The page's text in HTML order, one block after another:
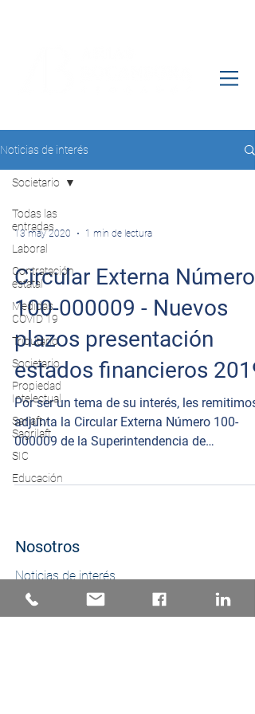
Noticias de interés
Todas las
entradas
Laboral
Contratación
estatal
Medidas
COVID 19
Tributario
Societario
Propiedad
Intelectual
Sarlaft /
Sagrilaft
SIC
Educación
Societario
13 may 2020 1 min de lectura
Circular Externa Número
100-000009 - Nuevos
plazos presentación
estados financieros 2019
Por ser un tema de su interés, les remitimos
adjunta la Circular Externa Número 100-
000009 de la Superintendencia de
Sociedades.
Nosotros
Noticias de interés
Abogados
Áreas de práctica